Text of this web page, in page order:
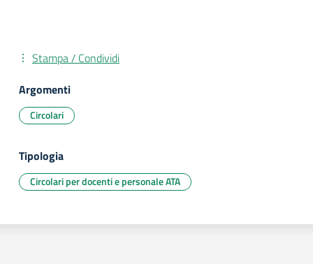
Stampa / Condividi
Argomenti
Circolari
Tipologia
Circolari per docenti e personale ATA